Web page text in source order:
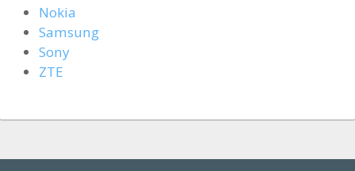
Nokia
Samsung
Sony
ZTE